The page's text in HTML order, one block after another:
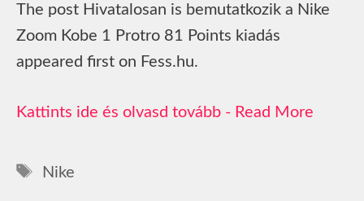
The post Hivatalosan is bemutatkozik a Nike
Zoom Kobe 1 Protro 81 Points kiadás
appeared first on Fess.hu.
Read More
Címkék
Nike